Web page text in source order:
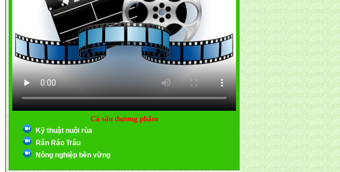
Cá sấu thương phẩm
Kỹ thuật nuôi rùa
Rắn Ráo Trâu
Nông nghiệp bền vững